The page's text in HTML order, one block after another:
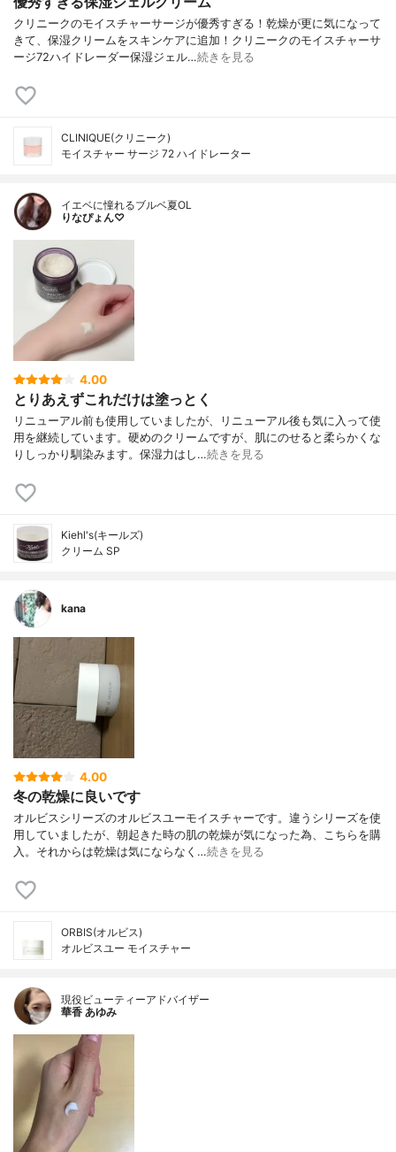
クリニークのモイスチャーサージが優秀すぎる！乾燥が更に気になって
きて、保湿クリームをスキンケアに追加！クリニークのモイスチャーサ
ージ72ハイドレーダー保湿ジェル…続きを見る
CLINIQUE(クリニーク)
モイスチャー サージ 72 ハイドレーター
イエベに憧れるブルベ夏OL
りなぴょん♡
4.00
とりあえずこれだけは塗っとく
リニューアル前も使用していましたが、リニューアル後も気に入って使
用を継続しています。硬めのクリームですが、肌にのせると柔らかくな
りしっかり馴染みます。保湿力はし…続きを見る
Kiehl's(キールズ)
クリーム SP
kana
4.00
冬の乾燥に良いです
オルビスシリーズのオルビスユーモイスチャーです。違うシリーズを使
用していましたが、朝起きた時の肌の乾燥が気になった為、こちらを購
入。それからは乾燥は気にならなく…続きを見る
ORBIS(オルビス)
オルビスユー モイスチャー
現役ビューティーアドバイザー
華香 あゆみ